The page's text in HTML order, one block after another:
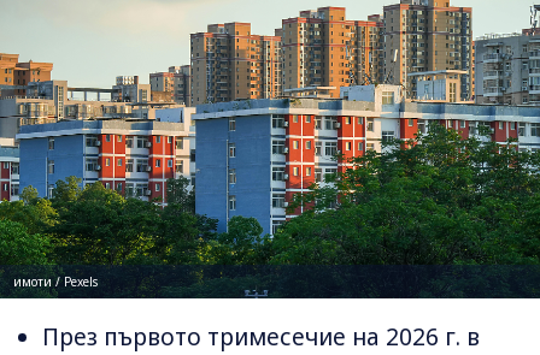
имоти / Pexels
През първото тримесечие на 2026 г. в